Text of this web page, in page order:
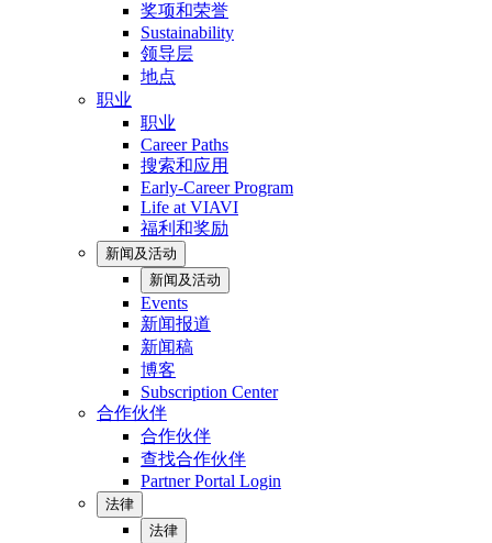
奖项和荣誉
Sustainability
领导层
地点
职业
职业
Career Paths
搜索和应用
Early-Career Program
Life at VIAVI
福利和奖励
新闻及活动
新闻及活动
Events
新闻报道
新闻稿
博客
Subscription Center
合作伙伴
合作伙伴
查找合作伙伴
Partner Portal Login
法律
法律